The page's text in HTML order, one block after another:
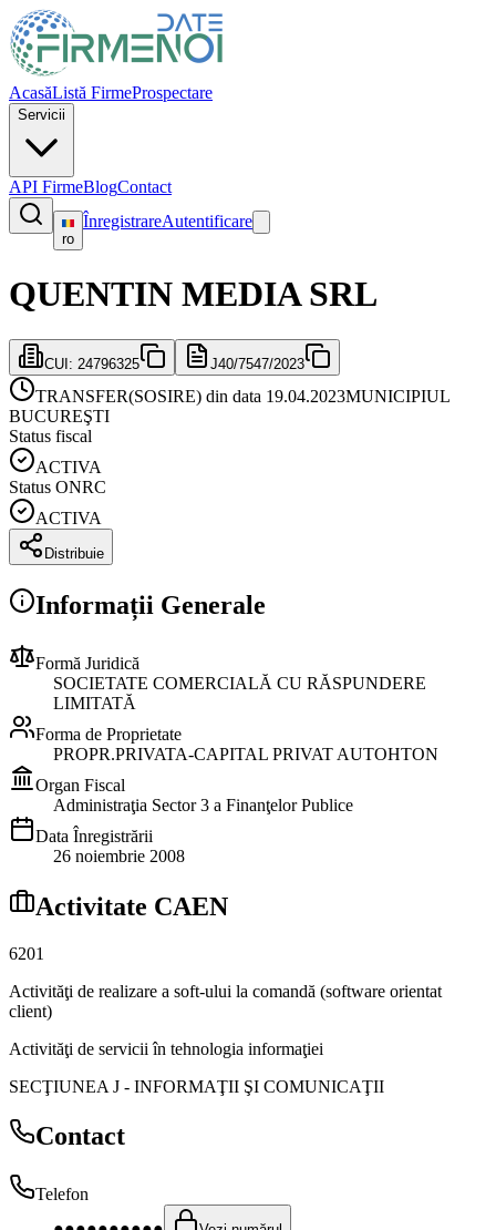
AcasăListă FirmeProspectare
Servicii
API FirmeBlogContact
ro
ÎnregistrareAutentificare
QUENTIN MEDIA SRL
CUI: 24796325 J40/7547/2023
TRANSFER(SOSIRE) din data 19.04.2023MUNICIPIUL
BUCUREŞTI
Status fiscal
ACTIVA
Status ONRC
ACTIVA
Distribuie
Informații Generale
Formă Juridică
SOCIETATE COMERCIALĂ CU RĂSPUNDERE
LIMITATĂ
Forma de Proprietate
PROPR.PRIVATA-CAPITAL PRIVAT AUTOHTON
Organ Fiscal
Administraţia Sector 3 a Finanţelor Publice
Data Înregistrării
26 noiembrie 2008
Activitate CAEN
6201
Activităţi de realizare a soft-ului la comandă (software orientat
client)
Activităţi de servicii în tehnologia informaţiei
SECŢIUNEA J - INFORMAŢII ŞI COMUNICAŢII
Contact
Telefon